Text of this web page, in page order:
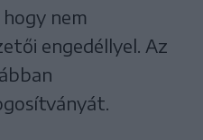
nem
engedéllyel. Az